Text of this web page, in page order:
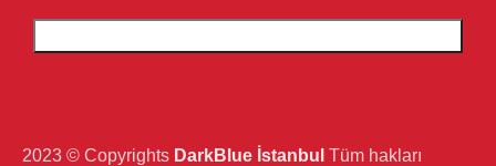
2023 © Copyrights DarkBlue İstanbul Tüm hakları